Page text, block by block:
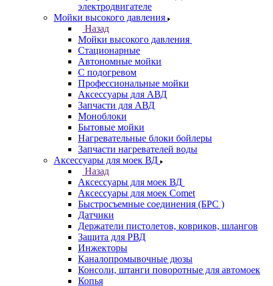
электродвигателе
Мойки высокого давления
Назад
Мойки высокого давления
Стационарные
Автономные мойки
С подогревом
Профессиональные мойки
Аксессуары для АВД
Запчасти для АВД
Моноблоки
Бытовые мойки
Нагревательные блоки бойлеры
Запчасти нагревателей воды
Аксессуары для моек ВД
Назад
Аксессуары для моек ВД
Аксессуары для моек Comet
Быстросъемные соединения (БРС )
Датчики
Держатели пистолетов, ковриков, шлангов
Защита для РВД
Инжекторы
Каналопромывочные дюзы
Консоли, штанги поворотные для автомоек
Копья